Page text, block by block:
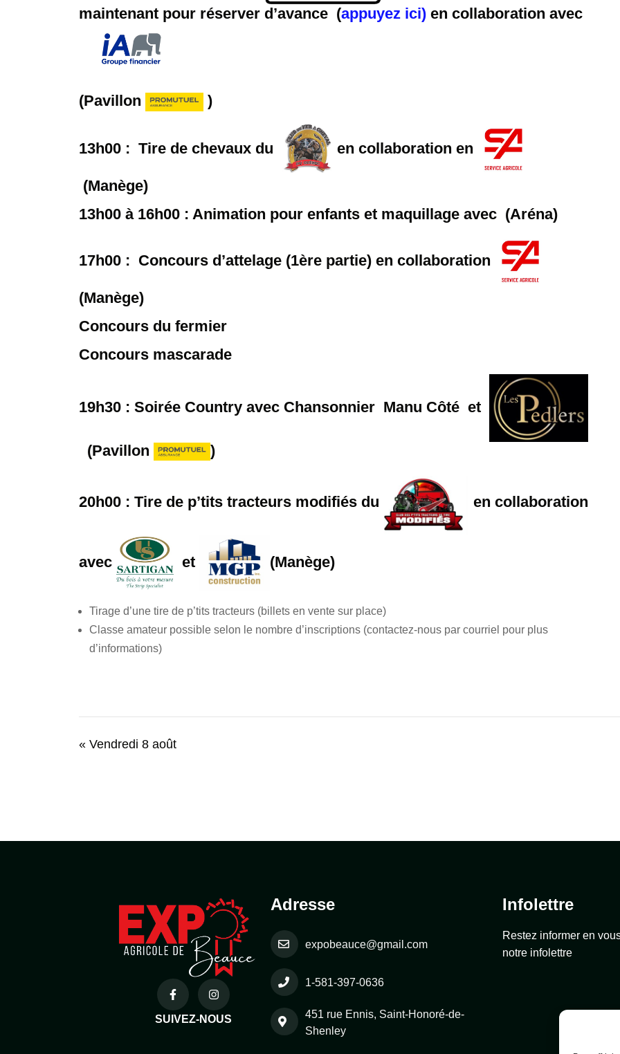
maintenant pour réserver d’avance (appuyez ici) en collaboration avec
(Pavillon )
13h00 : Tire de chevaux du en collaboration en
(Manège)
13h00 à 16h00 : Animation pour enfants et maquillage avec (Aréna)
17h00 : Concours d’attelage (1ère partie) en collaboration
(Manège)
Concours du fermier
Concours mascarade
19h30 : Soirée Country avec Chansonnier Manu Côté et
(Pavillon )
20h00 : Tire de p’tits tracteurs modifiés du en collaboration
avec et (Manège)
Tirage d’une tire de p’tits tracteurs (billets en vente sur place)
Classe amateur possible selon le nombre d’inscriptions (contactez-nous par courriel pour plus
d’informations)
« Vendredi 8 août
SUIVEZ-NOUS
Adresse
expobeauce@gmail.com
1-581-397-0636
451 rue Ennis, Saint-Honoré-de-
Shenley
Infolettre
Restez informer en
notre infolettre